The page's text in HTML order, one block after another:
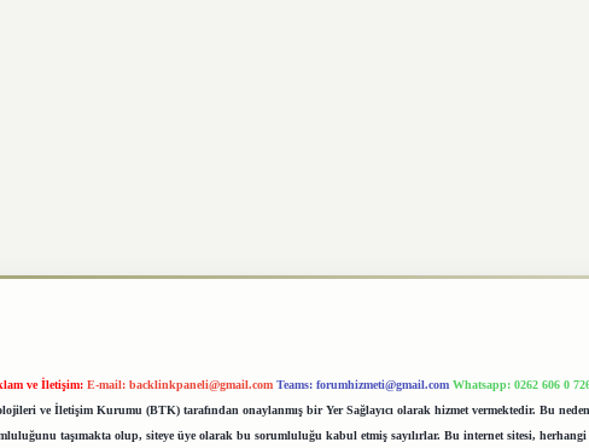
ve İletişim: E-mail: backlinkpaneli@gmail.com Teams: forumhizmeti@gmail.com Whatsapp: 0262 606 0
ve İletişim Kurumu (BTK) tarafından onaylanmış bir Yer Sağlayıcı olarak hizmet vermektedir. Bu
taşımakta olup, siteye üye olarak bu sorumluluğu kabul etmiş sayılırlar. Bu internet sitesi,